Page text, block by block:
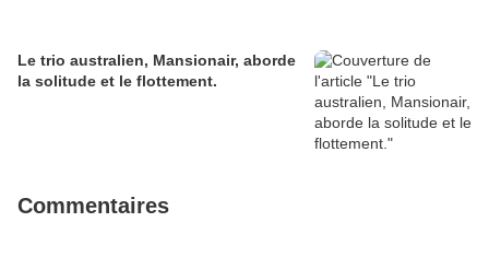
Le trio australien, Mansionair, aborde
la solitude et le flottement.
Commentaires